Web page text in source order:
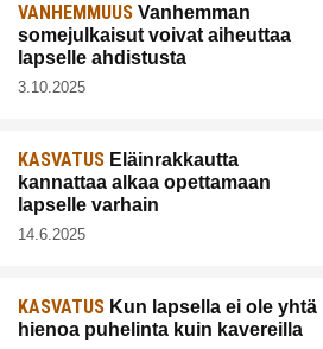
VANHEMMUUS Vanhemman
somejulkaisut voivat aiheuttaa
lapselle ahdistusta
3.10.2025
KASVATUS Eläinrakkautta
kannattaa alkaa opettamaan
lapselle varhain
14.6.2025
KASVATUS Kun lapsella ei ole yhtä
hienoa puhelinta kuin kavereilla